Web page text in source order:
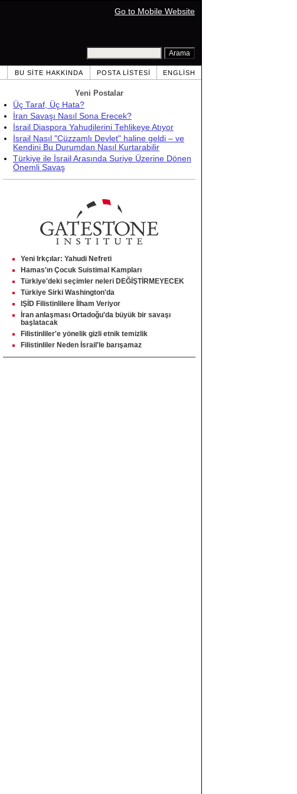
Go to Mobile Website
BU SITE HAKKINDA POSTA LISTESI ENGLISH
Yeni Postalar
Üç Taraf, Üç Hata?
İran Savaşı Nasıl Sona Erecek?
İsrail Diaspora Yahudilerini Tehlikeye Atıyor
İsrail Nasıl "Cüzzamlı Devlet" haline geldi – ve
Kendini Bu Durumdan Nasıl Kurtarabilir
Türkiye ile İsrail Arasında Suriye Üzerine Dönen
Önemli Savaş
Yeni Irkçılar: Yahudi Nefreti
Hamas'ın Çocuk Suistimal Kampları
Türkiye'deki seçimler neleri DEĞİŞTİRMEYECEK
Türkiye Sirki Washington'da
IŞİD Filistinlilere İlham Veriyor
İran anlaşması Ortadoğu'da büyük bir savaşı
başlatacak
Filistinliler'e yönelik gizli etnik temizlik
Filistinliler Neden İsrail'le barışamaz